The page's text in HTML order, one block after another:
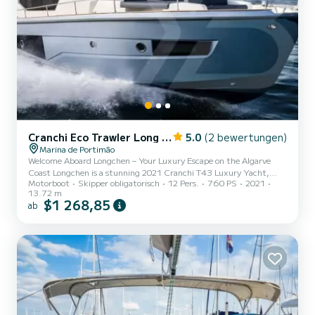
Cranchi Eco Trawler Long Distance 43 5.0 (2 bewertungen)
Marina de Portimão
Welcome Aboard Longchen – Your Luxury Escape on the Algarve
Coast Longchen is a stunning 2021 Cranchi T43 Luxury Yacht,
designed for unforgettable cruises in total comfort and style.
Whether you’re planning a family holiday, a romantic weekend
escape, or an extended coastal adventure, this yacht has
a cutting-edge technology that keeps the yacht as stable as a roc...
Motorboot Skipper obligatorisch 12 Pers. 760 PS
2021
13.72 m
ab $1 268,85